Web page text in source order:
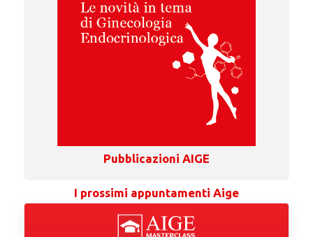
Pubblicazioni AIGE
I prossimi appuntamenti Aige